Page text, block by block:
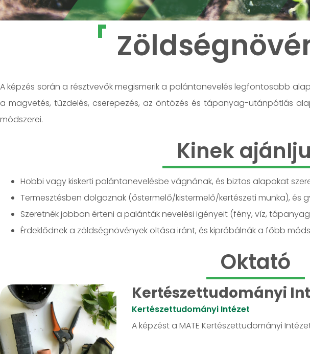
A képzés során a résztvevők megismerik a palántanevelés legfontosabb
a magvetés, tűzdelés, cserepezés, az öntözés és tápanyag-utánpótlás
módszerei.
Kinek
Hobbi vagy kiskerti palántanevelésbe vágnának, és biztos alapokat
Termesztésben dolgoznak (őstermelő/kistermelő/kertészeti munka), és
Szeretnék jobban érteni a palánták nevelési igényeit (fény, víz,
Érdeklődnek a zöldségnövények oltása iránt, és kipróbálnák a főbb
Oktató
Kertészettudományi
Kertészettudományi Intézet
A képzést a MATE Kertészettudományi